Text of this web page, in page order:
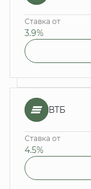
Ставка от
3.9%
ВТБ
Ставка от
4.5%